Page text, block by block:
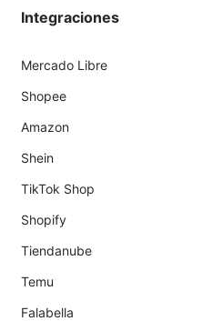
Integraciones
Mercado Libre
Shopee
Amazon
Shein
TikTok Shop
Shopify
Tiendanube
Temu
Falabella